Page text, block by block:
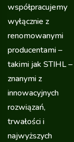
współpracujemy
wyłącznie z
renomowanymi
producentami –
takimi jak STIHL –
znanymi z
innowacyjnych
rozwiązań,
trwałości i
najwyższych